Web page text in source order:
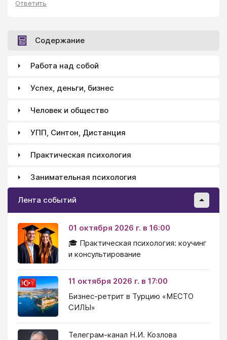
Ответить
Содержание
Работа над собой
Успех, деньги, бизнес
Человек и общество
УПП, Синтон, Дистанция
Практическая психология
Занимательная психология
Лента событий
01 октября 2026 г. в 16:00
🎓 Практическая психология: коучинг
и консультирование
11 октября 2026 г. в 17:00
Бизнес-ретрит в Турцию «МЕСТО
СИЛЫ»
Телеграм-канал Н.И. Козлова